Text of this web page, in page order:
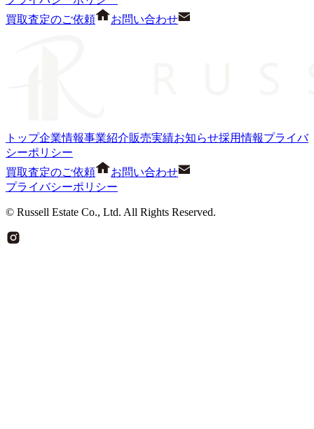
買取査定のご依頼
お問い合わせ
トップ企業情報事業紹介販売実績お知らせ採用情報プライバ
シーポリシー
買取査定のご依頼
お問い合わせ
プライバシーポリシー
© Russell Estate Co., Ltd. All Rights Reserved.